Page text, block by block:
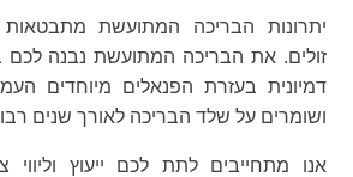
יתרונות הבריכה המתועשת מתבטאות
זולים. את הבריכה המתועשת נבנה לכם
דמיונית בעזרת הפנאלים מיוחדים
ושומרים על שלד הבריכה לאורך שנים
אנו מתחייבים לתת לכם ייעוץ וליווי